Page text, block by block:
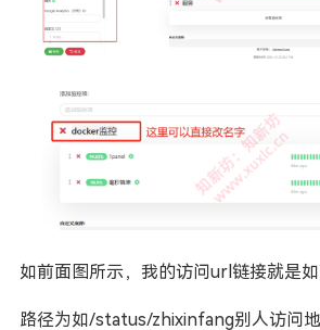
如前面图所示，我的访问url链接就是
路径为如/status/zhixinfang别人访问